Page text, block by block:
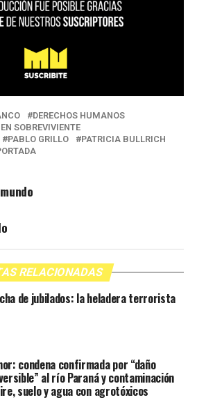
DERECHOS HUMANOS
SOBREVIVIENTE
PABLO GRILLO
PATRICIA BULLRICH
RELACIONADAS
de jubilados: la heladera terrorista
condena confirmada por “daño
al río Paraná y contaminación
suelo y agua con agrotóxicos